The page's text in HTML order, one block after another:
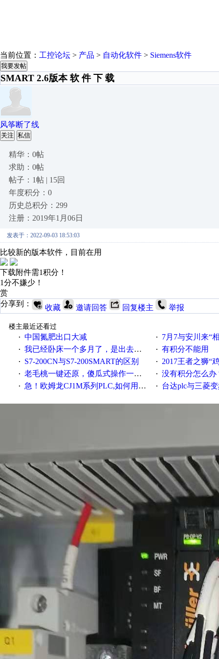
当前位置： 工控论坛 > 产品 > 自动化软件 > Siemens软件
我要发帖
SMART 2.6版本 软 件 下 载
风筝断了线
关注 私信
精华：0帖
求助：0帖
帖子：1帖 | 15回
年度积分：0
历史总积分：299
注册：2019年1月06日
发表于：2022-09-03 18:53:03
比较新的版本软件，目前在用
下载附件需1积分！
1分不嫌少！
赏
分享到：
收藏 邀请回答 回复楼主 举报
楼主最近还看过
· 中国氮肥出口大减 · 7月7与安川来“
· 我已经卧床一个多月了，是出去安装机械手在高速遭遇车祸所致:大家工作都要特别注意啊 · 有积分不能用
· S7-200CN与S7-200SMART的区别 · 2017王者之狮“鸡”情签到
· 老毛桃一键还原，傻瓜式操作一键轻松备份还原；程序为向导式安装，一键即可实现自动备份或还原系统。 · 没有积分怎么办
· 急！欧姆龙CJ1M系列PLC,如何用时间控制变频器。要求时间在组态王中可以自由输入！拜托各位大神了！ · 台达plc与三菱